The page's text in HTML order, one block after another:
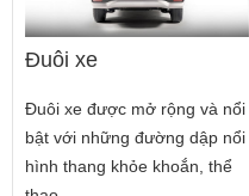
Đuôi xe
Đuôi xe được mở rộng và nổi
bật với những đường dập nổi
hình thang khỏe khoắn, thể